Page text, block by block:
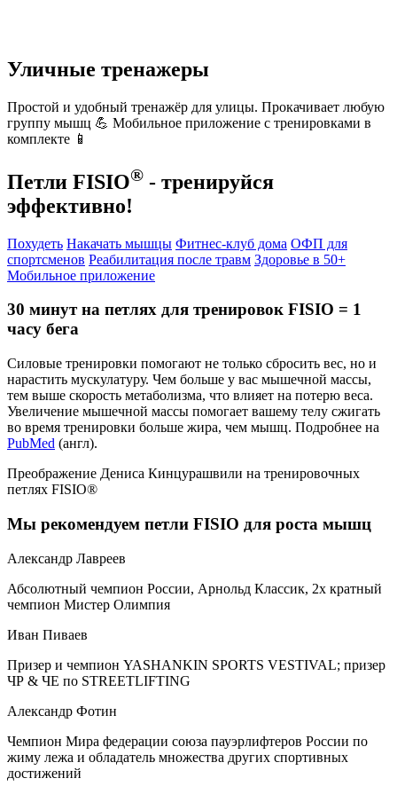
Уличные тренажеры
Простой и удобный тренажёр для улицы. Прокачивает любую
группу мышц 💪 Мобильное приложение с тренировками в
комплекте 📱
Петли FISIO® - тренируйся
эффективно!
Похудеть Накачать мышцы Фитнес-клуб дома ОФП для
спортсменов Реабилитация после травм Здоровье в 50+
Мобильное приложение
30 минут на петлях для тренировок FISIO = 1
часу бега
Силовые тренировки помогают не только сбросить вес, но и
нарастить мускулатуру. Чем больше у вас мышечной массы,
тем выше скорость метаболизма, что влияет на потерю веса.
Увеличение мышечной массы помогает вашему телу сжигать
во время тренировки больше жира, чем мышц. Подробнее на
PubMed (англ).
Преображение Дениса Кинцурашвили на тренировочных
петлях FISIO®
Мы рекомендуем петли FISIO для роста мышц
Александр Лавреев
Абсолютный чемпион России, Арнольд Классик, 2х кратный
чемпион Мистер Олимпия
Иван Пиваев
Призер и чемпион YASHANKIN SPORTS VESTIVAL; призер
ЧР & ЧЕ по STREETLIFTING
Александр Фотин
Чемпион Мира федерации союза пауэрлифтеров России по
жиму лежа и обладатель множества других спортивных
достижений